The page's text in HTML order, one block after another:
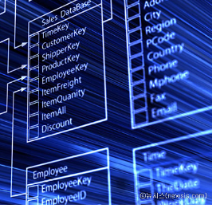
사 경
하
기
경
하
기